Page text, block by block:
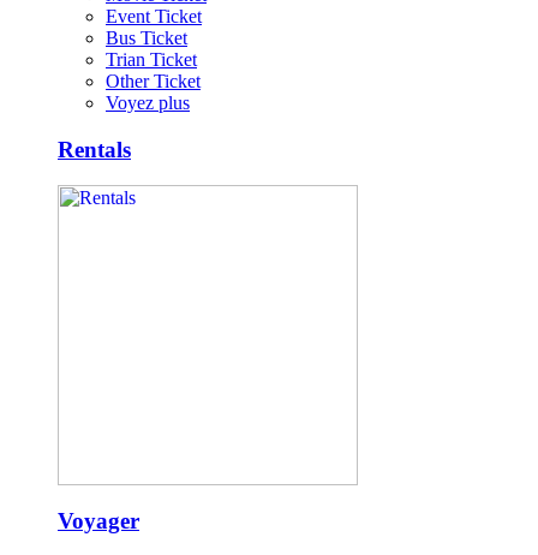
Event Ticket
Bus Ticket
Trian Ticket
Other Ticket
Voyez plus
Rentals
Voyager